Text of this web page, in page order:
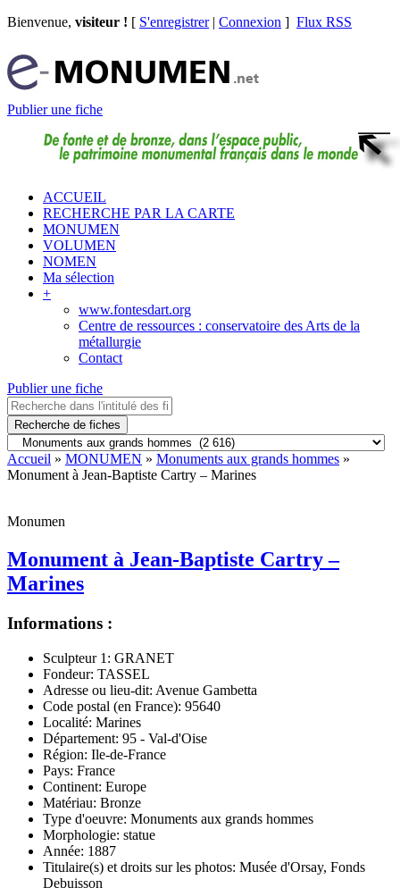
Bienvenue, visiteur ! [ S'enregistrer| Connexion ] Flux RSS
Publier une fiche
ACCUEIL
RECHERCHE PAR LA CARTE
MONUMEN
VOLUMEN
NOMEN
Ma sélection
+
www.fontesdart.org
Centre de ressources : conservatoire des Arts de la
métallurgie
Contact
Publier une fiche
Recherche de fiches
Accueil » MONUMEN » Monuments aux grands hommes »
Monument à Jean-Baptiste Cartry – Marines
Monumen
Monument à Jean-Baptiste Cartry –
Marines
Informations :
Sculpteur 1: GRANET
Fondeur: TASSEL
Adresse ou lieu-dit: Avenue Gambetta
Code postal (en France): 95640
Localité: Marines
Département: 95 - Val-d'Oise
Région: Ile-de-France
Pays: France
Continent: Europe
Matériau: Bronze
Type d'oeuvre: Monuments aux grands hommes
Morphologie: statue
Année: 1887
Titulaire(s) et droits sur les photos: Musée d'Orsay, Fonds
Debuisson